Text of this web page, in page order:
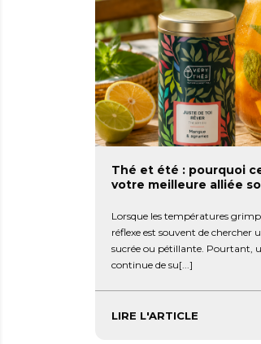
Thé et été : pourquoi
votre meilleure alliée
Lorsque les températures
réflexe est souvent de chercher
sucrée ou pétillante. Pourtant,
continue de su[...]
LIRE L'ARTICLE